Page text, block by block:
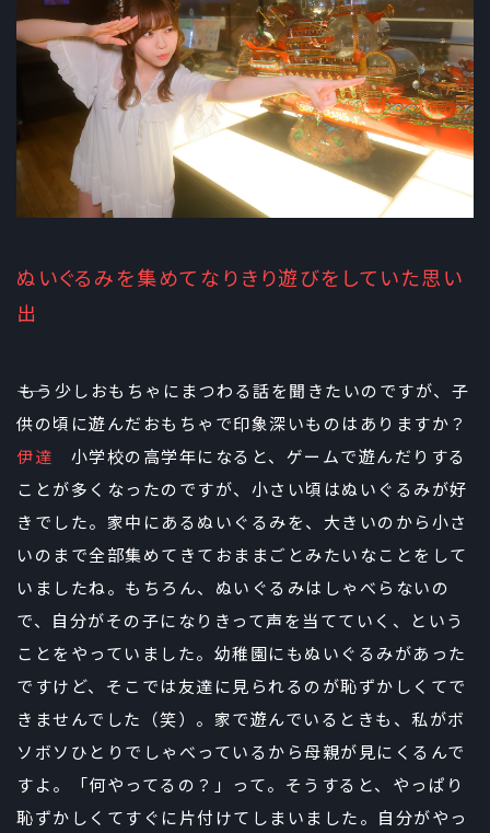
ぬいぐるみを集めてなりきり遊びをしていた思い
出
――もう少しおもちゃにまつわる話を聞きたいのですが、子
供の頃に遊んだおもちゃで印象深いものはありますか？
伊達 小学校の高学年になると、ゲームで遊んだりする
ことが多くなったのですが、小さい頃はぬいぐるみが好
きでした。家中にあるぬいぐるみを、大きいのから小さ
いのまで全部集めてきておままごとみたいなことをして
いましたね。もちろん、ぬいぐるみはしゃべらないの
で、自分がその子になりきって声を当てていく、という
ことをやっていました。幼稚園にもぬいぐるみがあった
ですけど、そこでは友達に見られるのが恥ずかしくてで
きませんでした（笑）。家で遊んでいるときも、私がボ
ソボソひとりでしゃべっているから母親が見にくるんで
すよ。「何やってるの？」って。そうすると、やっぱり
恥ずかしくてすぐに片付けてしまいました。自分がやっ